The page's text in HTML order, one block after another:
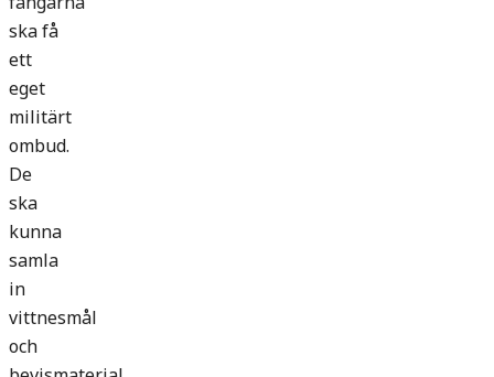
ska få
ett
eget
militärt
ombud.
De
ska
kunna
samla
in
vittnesmål
och